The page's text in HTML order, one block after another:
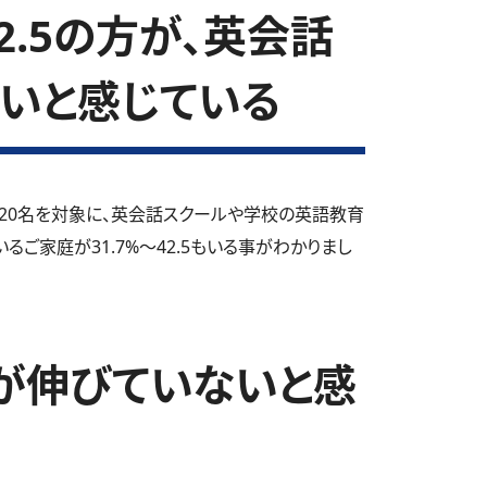
の方が、英会話
と感じている
名を対象に、英会話スクールや学校の英語教育
いるご家庭が31.7%～42.5もいる事がわかりまし
伸びていないと感